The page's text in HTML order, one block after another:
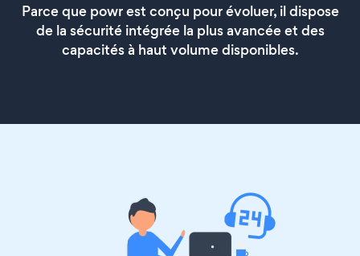
Parce que powr est conçu pour évoluer, il dispose
de la sécurité intégrée la plus avancée et des
capacités à haut volume disponibles.